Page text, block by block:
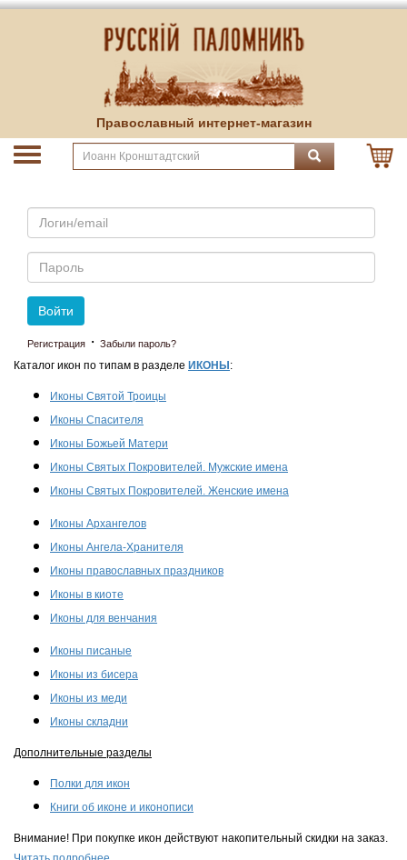
Православный интернет-магазин
Email
Пароль
Войти
Регистрация · Забыли пароль?
Каталог икон по типам в разделе ИКОНЫ :
Иконы Святой Троицы
Иконы Спасителя
Иконы Божьей Матери
Иконы Святых Покровителей. Мужские имена
Иконы Святых Покровителей. Женские имена
Иконы Архангелов
Иконы Ангела-Хранителя
Иконы православных праздников
Иконы в киоте
Иконы для венчания
Иконы писаные
Иконы из бисера
Иконы из меди
Иконы складни
Дополнительные разделы
Полки для икон
Книги об иконе и иконописи
Внимание! При покупке икон действуют накопительный скидки на заказ.